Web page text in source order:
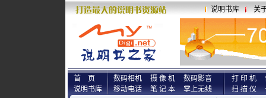
说明书库 关
首 页
说明书库
数码相机 摄 像 机
数码影音
移动电话
笔 记 本 掌上无线
打 印 机
扫 描 仪